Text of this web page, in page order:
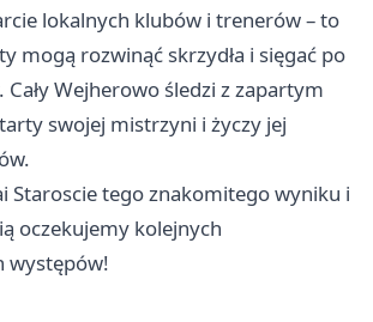
lokalnych klubów i trenerów – to
mogą rozwinąć skrzydła i sięgać po
Cały Wejherowo śledzi z zapartym
swojej mistrzyni i życzy jej
Staroscie tego znakomitego wyniku i
oczekujemy kolejnych
występów!